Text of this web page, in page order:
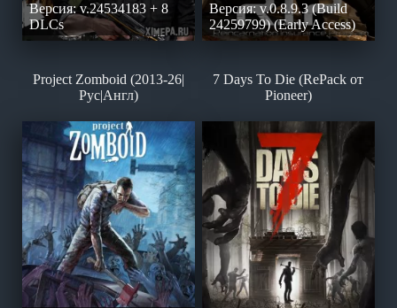
Версия: v.24534183 + 8
DLCs
Версия: v.0.8.9.3 (Build
24259799) (Early Access)
Project Zomboid (2013-26|
Рус|Англ)
7 Days To Die (RePack от
Pioneer)